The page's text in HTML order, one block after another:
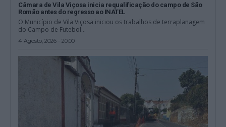
Câmara de Vila Viçosa inicia requalificação do campo de São
Romão antes do regresso ao INATEL
O Município de Vila Viçosa iniciou os trabalhos de terraplanagem
do Campo de Futebol...
4 Agosto, 2026 - 20:00